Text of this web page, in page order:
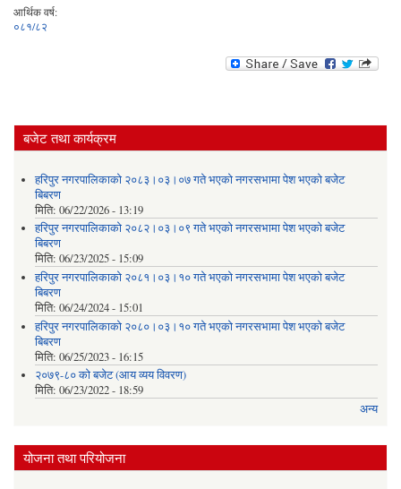
आर्थिक वर्ष:
०८१/८२
बजेट तथा कार्यक्रम
हरिपुर नगरपालिकाको २०८३।०३।०७ गते भएको नगरसभामा पेश भएको बजेट
बिबरण
मिति: 06/22/2026 - 13:19
हरिपुर नगरपालिकाको २०८२।०३।०९ गते भएको नगरसभामा पेश भएको बजेट
बिबरण
मिति: 06/23/2025 - 15:09
हरिपुर नगरपालिकाको २०८१।०३।१० गते भएको नगरसभामा पेश भएको बजेट
बिबरण
मिति: 06/24/2024 - 15:01
हरिपुर नगरपालिकाको २०८०।०३।१० गते भएको नगरसभामा पेश भएको बजेट
बिबरण
मिति: 06/25/2023 - 16:15
२०७९-८० को बजेट (आय व्यय विवरण)
मिति: 06/23/2022 - 18:59
अन्य
योजना तथा परियोजना